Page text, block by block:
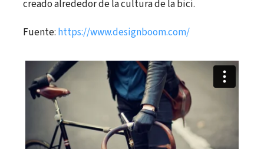
creado alrededor de la cultura de la bici.
Fuente: https://www.designboom.com/